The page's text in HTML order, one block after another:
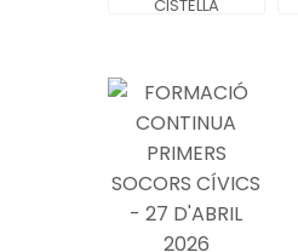
CISTELLA